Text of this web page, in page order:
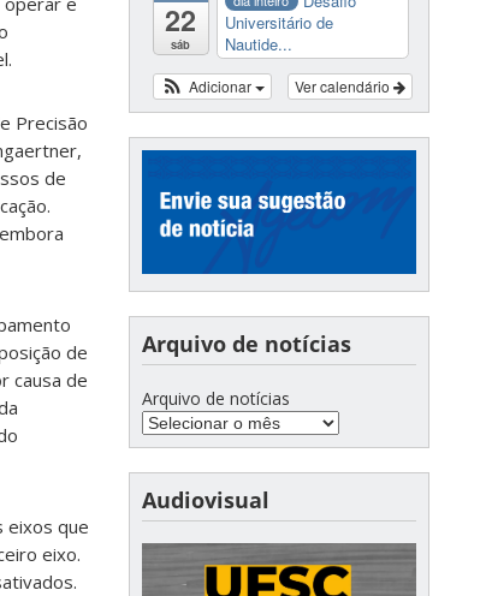
Precisão
de
de
causa de
eixos que
eixo.
22
sáb
Universitário de
Nautide...
Ver calendário
Adicionar
Arquivo de notícias
Arquivo de notícias
Audiovisual